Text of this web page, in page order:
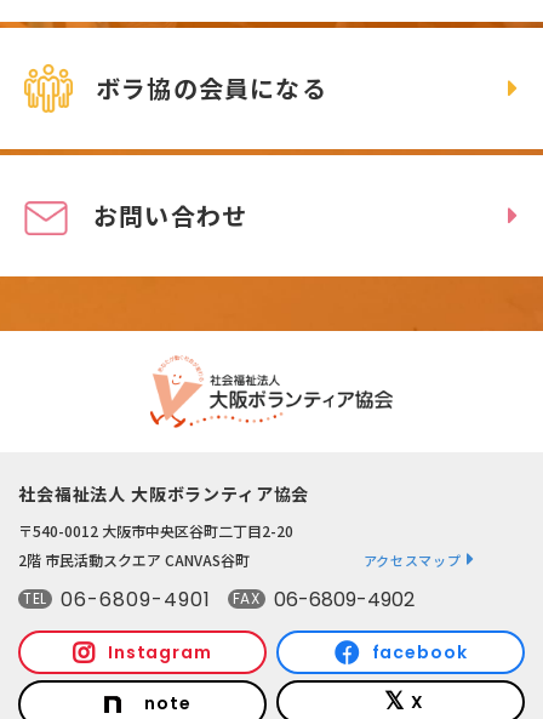
ボラ協の会員になる
お問い合わせ
社会福祉法人 大阪ボランティア協会
〒540-0012 大阪市中央区谷町二丁目2-20
2階 市民活動スクエア CANVAS谷町
アクセスマップ
TEL 06-6809-4901 FAX 06-6809-4902
Instagram facebook
note X